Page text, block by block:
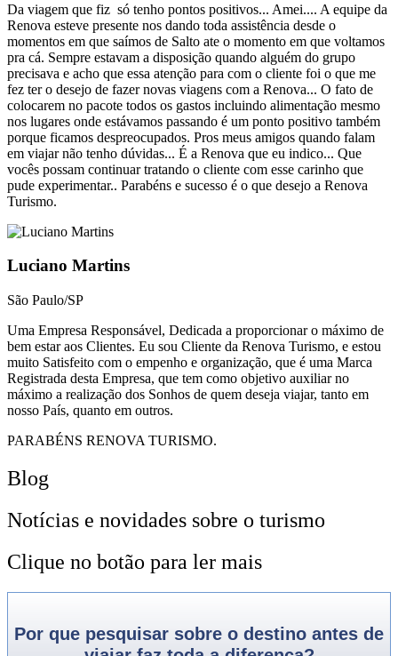
Da viagem que fiz só tenho pontos positivos... Amei.... A equipe da
Renova esteve presente nos dando toda assistência desde o
momentos em que saímos de Salto ate o momento em que voltamos
pra cá. Sempre estavam a disposição quando alguém do grupo
precisava e acho que essa atenção para com o cliente foi o que me
fez ter o desejo de fazer novas viagens com a Renova... O fato de
colocarem no pacote todos os gastos incluindo alimentação mesmo
nos lugares onde estávamos passando é um ponto positivo também
porque ficamos despreocupados. Pros meus amigos quando falam
em viajar não tenho dúvidas... É a Renova que eu indico... Que
vocês possam continuar tratando o cliente com esse carinho que
pude experimentar.. Parabéns e sucesso é o que desejo a Renova
Turismo.
Luciano Martins
São Paulo/SP
Uma Empresa Responsável, Dedicada a proporcionar o máximo de
bem estar aos Clientes. Eu sou Cliente da Renova Turismo, e estou
muito Satisfeito com o empenho e organização, que é uma Marca
Registrada desta Empresa, que tem como objetivo auxiliar no
máximo a realização dos Sonhos de quem deseja viajar, tanto em
nosso País, quanto em outros.
PARABÉNS RENOVA TURISMO.
Blog
Notícias e novidades sobre o turismo
Clique no botão para ler mais
Por que pesquisar sobre o destino antes de